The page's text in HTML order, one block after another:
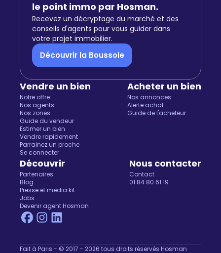
le point immo par Hosman.
Recevez un décryptage du marché et des
conseils d'agents pour vous guider dans
votre projet immobilier.
Découvrir la Boussole
Vendre un bien
Notre offre
Nos agents
Nos zones
Guide du vendeur
Estimer un bien
Vendre rapidement
Parrainez un proche
Se connecter
Acheter un bien
Nos annonces
Alerte achat
Guide de l'acheteur
Découvrir
Partenaires
Blog
Presse et media kit
Jobs
Devenir agent Hosman
Nous contacter
Contact
01 84 80 61 19
Fait à Paris - © 2017 - 2026 tous droits réservés Hosman